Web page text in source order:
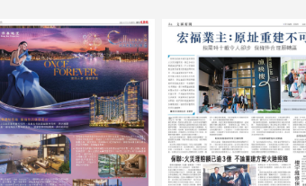
A18：文江學海
A19：國際
A20：國際
B01：財經